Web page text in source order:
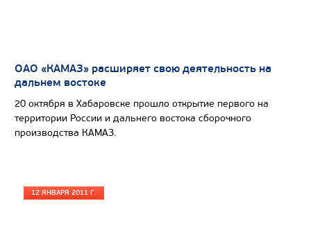
ОАО «КАМАЗ» расширяет свою деятельность на
дальнем востоке
20 октября в Хабаровске прошло открытие первого на
территории России и дальнего востока сборочного
производства КАМАЗ.
12 ЯНВАРЯ 2011 Г.